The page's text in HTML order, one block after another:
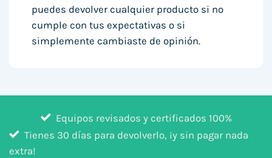
puedes devolver cualquier producto si no
cumple con tus expectativas o si
simplemente cambiaste de opinión.
Equipos revisados y certificados 100%
Tienes 30 días para devolverlo, ¡y sin pagar nada
extra!